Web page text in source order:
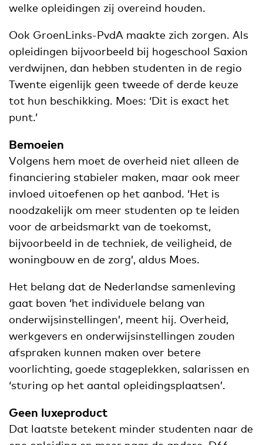
welke opleidingen zij overeind houden.
Ook GroenLinks-PvdA maakte zich zorgen. Als
opleidingen bijvoorbeeld bij hogeschool Saxion
verdwijnen, dan hebben studenten in de regio
Twente eigenlijk geen tweede of derde keuze
tot hun beschikking. Moes: ‘Dit is exact het
punt.’
Bemoeien
Volgens hem moet de overheid niet alleen de
financiering stabieler maken, maar ook meer
invloed uitoefenen op het aanbod. ‘Het is
noodzakelijk om meer studenten op te leiden
voor de arbeidsmarkt van de toekomst,
bijvoorbeeld in de techniek, de veiligheid, de
woningbouw en de zorg’, aldus Moes.
Het belang dat de Nederlandse samenleving
gaat boven ‘het individuele belang van
onderwijsinstellingen’, meent hij. Overheid,
werkgevers en onderwijsinstellingen zouden
afspraken kunnen maken over betere
voorlichting, goede stageplekken, salarissen en
‘sturing op het aantal opleidingsplaatsen’.
Geen luxeproduct
Dat laatste betekent minder studenten naar de